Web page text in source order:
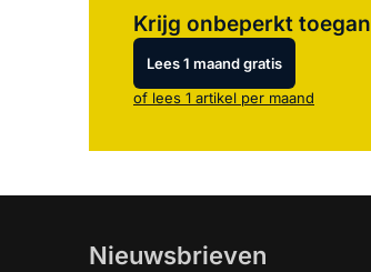
Krijg onbeperkt
Lees 1 maand gratis
of lees 1 artikel per maand
Nieuwsbrieven